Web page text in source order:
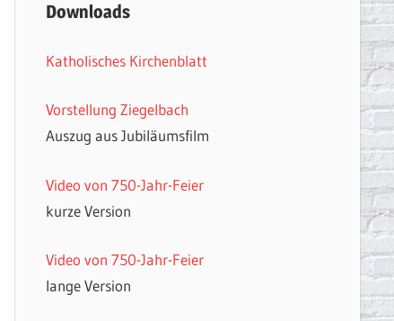
Downloads
Katholisches Kirchenblatt
Vorstellung Ziegelbach
Auszug aus Jubiläumsfilm
Video von 750-Jahr-Feier
kurze Version
Video von 750-Jahr-Feier
lange Version